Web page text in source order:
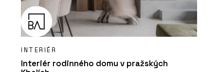
INTERIÉR
Interiér rodinného domu v pražských